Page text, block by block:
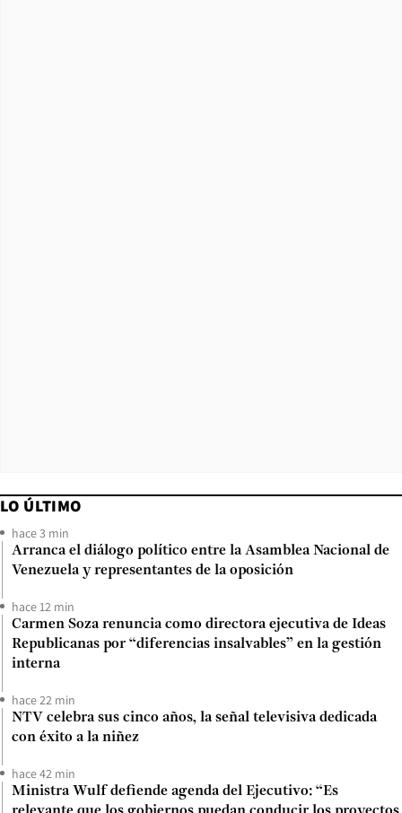
LO ÚLTIMO
hace 3 min
Arranca el diálogo político entre la Asamblea Nacional de
Venezuela y representantes de la oposición
hace 12 min
Carmen Soza renuncia como directora ejecutiva de Ideas
Republicanas por “diferencias insalvables” en la gestión
interna
hace 22 min
NTV celebra sus cinco años, la señal televisiva dedicada
con éxito a la niñez
hace 42 min
Ministra Wulf defiende agenda del Ejecutivo: “Es